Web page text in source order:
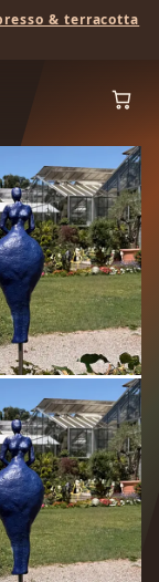
& terracotta